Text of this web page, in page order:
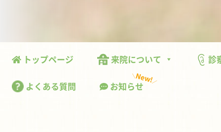
トップページ 来院について 診
よくある質問
New!
お知らせ